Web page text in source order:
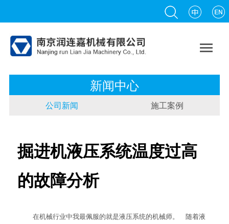

新闻中心
公司新闻 施工案例
掘进机液压系统温度过高
的故障分析
在机械行业中我最佩服的就是液压系统的机械师。 随着液